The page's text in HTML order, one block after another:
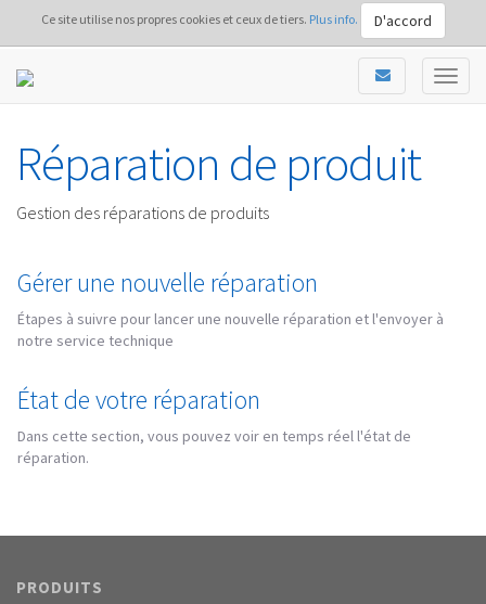
Ce site utilise nos propres cookies et ceux de tiers. Plus info. D'accord
Réparation de produit
Gestion des réparations de produits
Gérer une nouvelle réparation
Étapes à suivre pour lancer une nouvelle réparation et l'envoyer à
notre service technique
État de votre réparation
Dans cette section, vous pouvez voir en temps réel l'état de
réparation.
PRODUITS